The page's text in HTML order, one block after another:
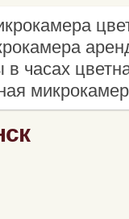
часах